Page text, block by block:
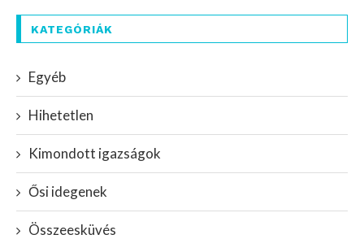
KATEGÓRIÁK
Egyéb
Hihetetlen
Kimondott igazságok
Ősi idegenek
Összeesküvés